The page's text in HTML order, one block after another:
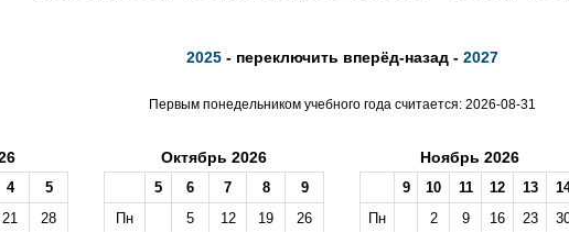
2025- переключить вперёд-назад - 2027
Первым понедельником учебного года считается: 2026-08-31
4
5
21
28
Октябрь 2026
5 6 7 8
9
Пн
5 12 19
26
Ноябрь 2026
9 10 11 12 13
Пн
2 9 16 23